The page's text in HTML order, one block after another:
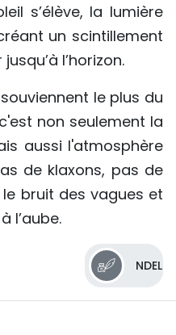
s’élève, la lumière
un scintillement
l’horizon.
le plus du
non seulement la
aussi l'atmosphère
de klaxons, pas de
bruit des vagues et
l’aube.
NDEL